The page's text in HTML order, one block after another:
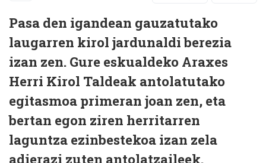
Pasa den igandean gauzatutako
laugarren kirol jardunaldi berezia
izan zen. Gure eskualdeko Araxes
Herri Kirol Taldeak antolatutako
egitasmoa primeran joan zen, eta
bertan egon ziren herritarren
laguntza ezinbestekoa izan zela
adierazi zuten antolatzaileek.